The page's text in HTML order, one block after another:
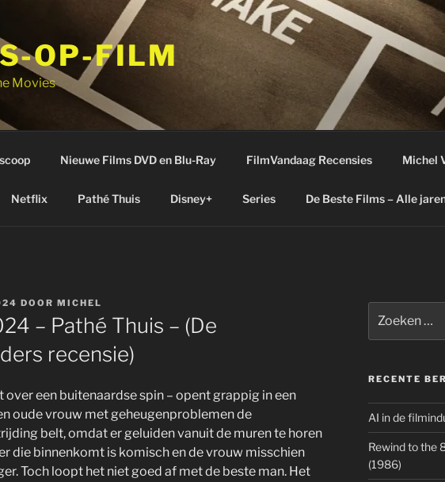
OP-FILM
Movies
Nieuwe Films DVD en Blu-Ray FilmVandaag Recensies Michel
Netflix Pathé Thuis Disney+ Series De Beste Films – Alle
DOOR MICHEL
– Pathé Thuis – (De
recensie)
over een buitenaardse spin – opent grappig in een
oude vrouw met geheugenproblemen de
belt, omdat er geluiden vanuit de muren te horen
die binnenkomt is komisch en de vrouw misschien
Toch loopt het niet goed af met de beste man. Het
naar:
RECENTE
AI in de
Rewind to the
(1986)